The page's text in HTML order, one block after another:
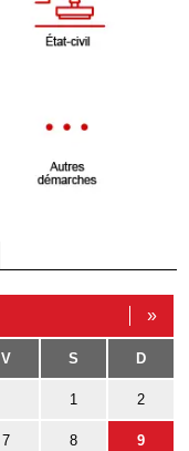
»
V S D
1 2
7 8 9